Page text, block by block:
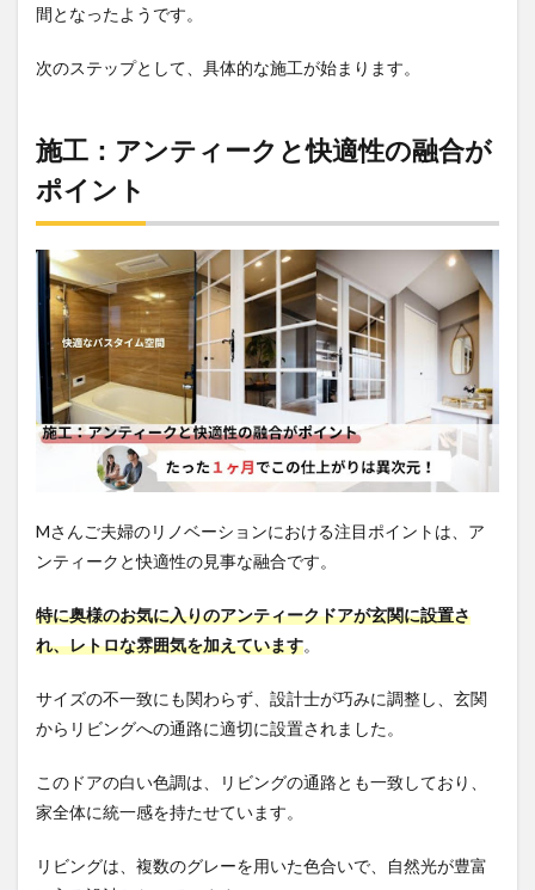
間となったようです。
次のステップとして、具体的な施工が始まります。
施工：アンティークと快適性の融合が
ポイント
Mさんご夫婦のリノベーションにおける注目ポイントは、ア
ンティークと快適性の見事な融合です。
特に奥様のお気に入りのアンティークドアが玄関に設置さ
れ、レトロな雰囲気を加えています。
サイズの不一致にも関わらず、設計士が巧みに調整し、玄関
からリビングへの通路に適切に設置されました。
このドアの白い色調は、リビングの通路とも一致しており、
家全体に統一感を持たせています。
リビングは、複数のグレーを用いた色合いで、自然光が豊富